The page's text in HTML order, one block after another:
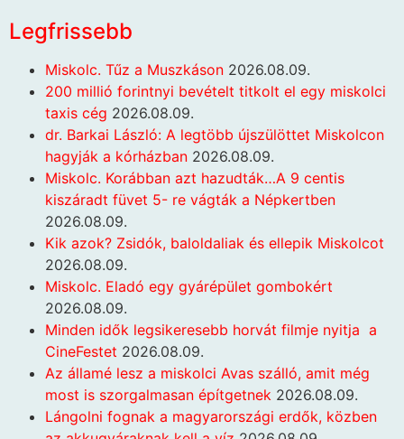
Legfrissebb
Miskolc. Tűz a Muszkáson 2026.08.09.
200 millió forintnyi bevételt titkolt el egy miskolci
taxis cég 2026.08.09.
dr. Barkai László: A legtöbb újszülöttet Miskolcon
hagyják a kórházban 2026.08.09.
Miskolc. Korábban azt hazudták…A 9 centis
kiszáradt füvet 5- re vágták a Népkertben
2026.08.09.
Kik azok? Zsidók, baloldaliak és ellepik Miskolcot
2026.08.09.
Miskolc. Eladó egy gyárépület gombokért
2026.08.09.
Minden idők legsikeresebb horvát filmje nyitja a
CineFestet 2026.08.09.
Az államé lesz a miskolci Avas szálló, amit még
most is szorgalmasan építgetnek 2026.08.09.
Lángolni fognak a magyarországi erdők, közben